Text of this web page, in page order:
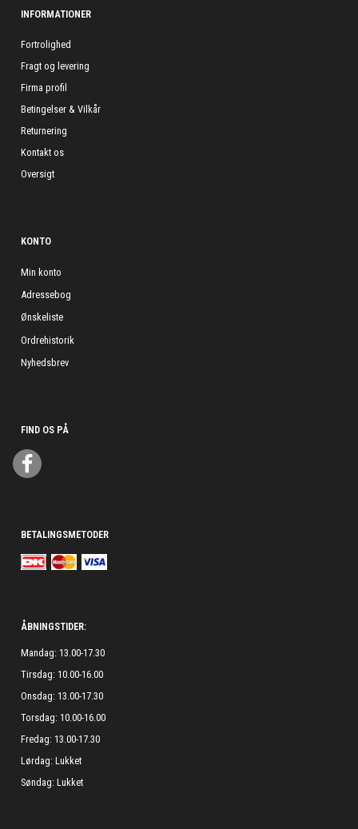
INFORMATIONER
Fortrolighed
Fragt og levering
Firma profil
Betingelser & Vilkår
Returnering
Kontakt os
Oversigt
KONTO
Min konto
Adressebog
Ønskeliste
Ordrehistorik
Nyhedsbrev
FIND OS PÅ
BETALINGSMETODER
ÅBNINGSTIDER:
Mandag: 13.00-17.30
Tirsdag: 10.00-16.00
Onsdag: 13.00-17.30
Torsdag: 10.00-16.00
Fredag: 13.00-17.30
Lørdag: Lukket
Søndag: Lukket